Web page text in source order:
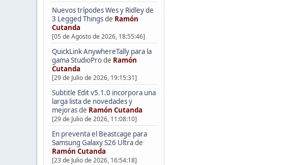
Nuevos trípodes Wes y Ridley de
3 Legged Thingsde Ramón
Cutanda
[05 de Agosto de 2026, 18:55:46]
QuickLink AnywhereTally para la
gama StudioProde Ramón
Cutanda
[29 de Julio de 2026, 19:15:31]
Subtitle Edit v5.1.0 incorpora una
larga lista de novedades y
mejorasde Ramón Cutanda
[29 de Julio de 2026, 11:08:10]
En preventa el Beastcage para
Samsung Galaxy S26 Ultrade
Ramón Cutanda
[23 de Julio de 2026, 16:54:18]